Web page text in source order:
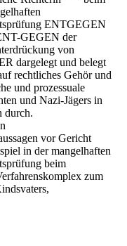
ENTGEGEN
GEGEN der
von
dargelegt und belegt
rechtliches Gehör und
und prozessuale
und Nazi-Jägers in
durch.
vor Gericht
in der mangelhaften
beim
zum